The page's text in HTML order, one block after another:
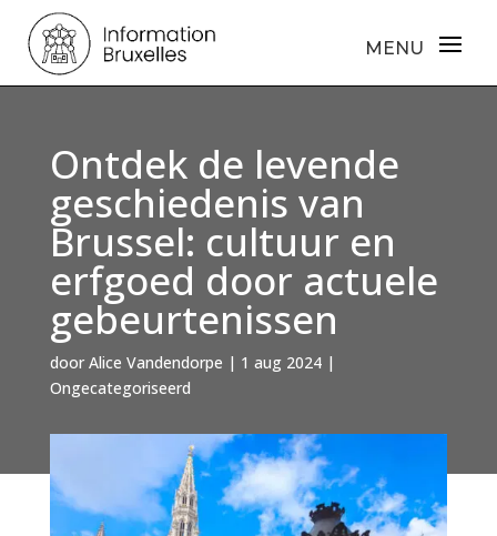
Ontdek de levende
geschiedenis van
Brussel: cultuur en
erfgoed door actuele
gebeurtenissen
door Alice Vandendorpe | 1 aug 2024|
Ongecategoriseerd